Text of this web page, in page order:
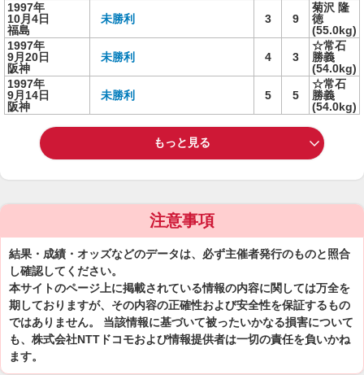
1997年
10月4日
福島
未勝利 3 9
菊沢 隆
徳
(55.0kg)
1997年
9月20日
阪神
未勝利 4 3
☆常石
勝義
(54.0kg)
1997年
9月14日
阪神
未勝利 5 5
☆常石
勝義
(54.0kg)
もっと見る
注意事項
結果・成績・オッズなどのデータは、必ず主催者発行のものと照合
し確認してください。
本サイトのページ上に掲載されている情報の内容に関しては万全を
期しておりますが、その内容の正確性および安全性を保証するもの
ではありません。 当該情報に基づいて被ったいかなる損害について
も、株式会社NTTドコモおよび情報提供者は一切の責任を負いかね
ます。